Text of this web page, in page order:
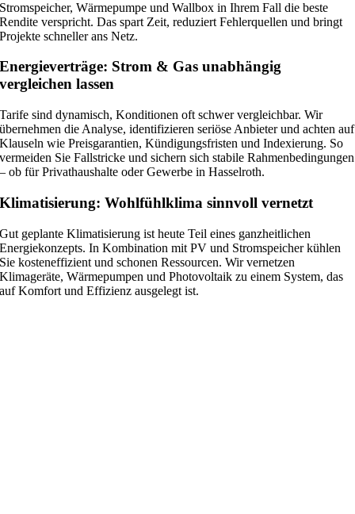
Stromspeicher, Wärmepumpe und Wallbox in Ihrem Fall die beste
Rendite verspricht. Das spart Zeit, reduziert Fehlerquellen und bringt
Projekte schneller ans Netz.
Energieverträge: Strom & Gas unabhängig
vergleichen lassen
Tarife sind dynamisch, Konditionen oft schwer vergleichbar. Wir
übernehmen die Analyse, identifizieren seriöse Anbieter und achten auf
Klauseln wie Preisgarantien, Kündigungsfristen und Indexierung. So
vermeiden Sie Fallstricke und sichern sich stabile Rahmenbedingungen
– ob für Privathaushalte oder Gewerbe in Hasselroth.
Klimatisierung: Wohlfühlklima sinnvoll vernetzt
Gut geplante Klimatisierung ist heute Teil eines ganzheitlichen
Energiekonzepts. In Kombination mit PV und Stromspeicher kühlen
Sie kosteneffizient und schonen Ressourcen. Wir vernetzen
Klimageräte, Wärmepumpen und Photovoltaik zu einem System, das
auf Komfort und Effizienz ausgelegt ist.